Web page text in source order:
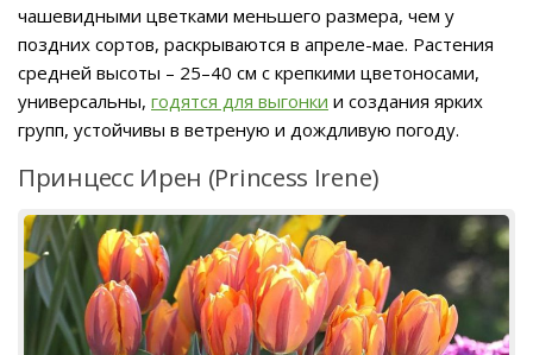
чашевидными цветками меньшего размера, чем у
поздних сортов, раскрываются в апреле-мае. Растения
средней высоты – 25–40 см с крепкими цветоносами,
универсальны, годятся для выгонки и создания ярких
групп, устойчивы в ветреную и дождливую погоду.
Принцесс Ирен (Princess Irene)